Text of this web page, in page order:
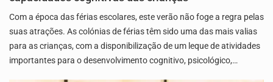
Com a época das férias escolares, este verão não foge a regra pelas
suas atrações. As colónias de férias têm sido uma das mais valias
para as crianças, com a disponibilização de um leque de atividades
importantes para o desenvolvimento cognitivo, psicológico,…